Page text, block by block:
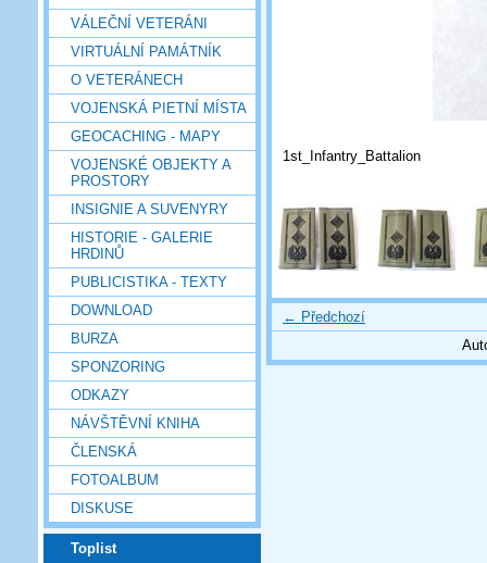
VÁLEČNÍ VETERÁNI
VIRTUÁLNÍ PAMÁTNÍK
O VETERÁNECH
VOJENSKÁ PIETNÍ MÍSTA
GEOCACHING - MAPY
VOJENSKÉ OBJEKTY A
PROSTORY
INSIGNIE A SUVENYRY
HISTORIE - GALERIE
HRDINŮ
PUBLICISTIKA - TEXTY
DOWNLOAD
BURZA
SPONZORING
ODKAZY
NÁVŠTĚVNÍ KNIHA
ČLENSKÁ
FOTOALBUM
DISKUSE
Toplist
1st_Infantry_Battalion
← Předchozí